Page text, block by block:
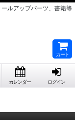
ルアップパーツ、書籍等
カート
カレンダー ログイン